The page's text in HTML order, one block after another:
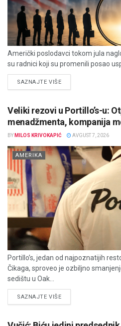
Američki poslodavci tokom jula
su radnici koji su promenili posao
SAZNAJTE VIŠEDETAILS
Veliki rezovi u Portillo’s-u:
menadžmenta, kompanija
BY MILOS KRIVOKAPIĆ AVGUST 7, 2026
AMERIKA
Portillo’s, jedan od najpoznatijih
Čikaga, sproveo je ozbiljno
sedištu u Oak...
SAZNAJTE VIŠEDETAILS